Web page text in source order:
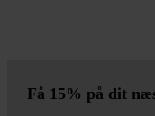
Få 15% på dit